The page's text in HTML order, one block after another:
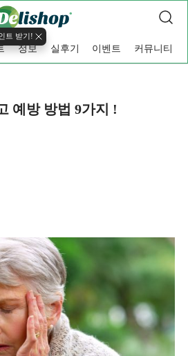
트 받기!
정보 실후기 이벤트 커뮤니티
예방 방법 9가지 !